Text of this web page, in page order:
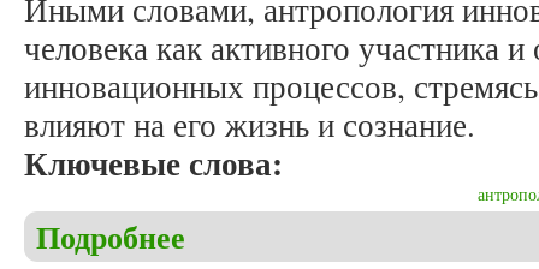
Иными словами, антропология
человека как активного участника
инновационных процессов,
влияют на его жизнь и сознание.
Ключевые слова:
Подробнее